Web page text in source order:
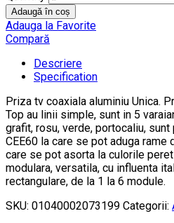
Adaugă în coș
Adauga la Favorite
Compară
Descriere
Specification
Priza tv coaxiala aluminiu Unica.
Top au linii simple, sunt in 5
grafit, rosu, verde, portocaliu,
CEE60 la care se pot aduga rame
care se pot asorta la culorile
modulara, versatila, cu influenta
rectangulare, de la 1 la 6 module.
SKU: 01040002073199 Categorii: